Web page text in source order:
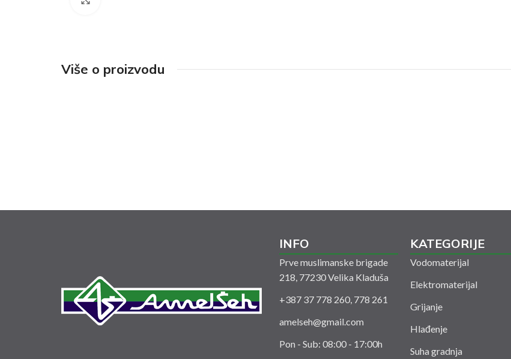
Više o proizvodu
INFO
Prve muslimanske brigade
218, 77230 Velika Kladuša
+387 37 778 260, 778 261
amelseh@gmail.com
Pon - Sub: 08:00 - 17:00h
KATEGORIJE
Vodomaterijal
Elektromaterijal
Grijanje
Hlađenje
Suha gradnja